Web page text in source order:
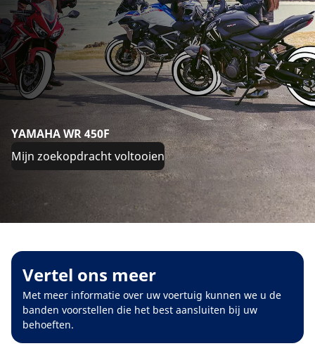
YAMAHA WR 450F
Mijn zoekopdracht voltooien
Vertel ons meer
Met meer informatie over uw voertuig kunnen we u de
banden voorstellen die het best aansluiten bij uw
behoeften.